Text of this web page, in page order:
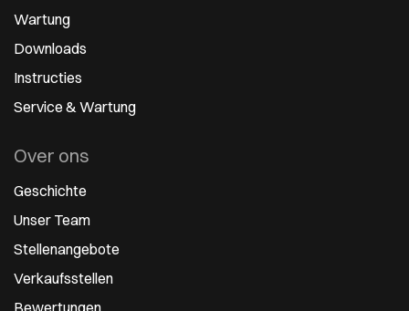
Wartung
Downloads
Instructies
Service & Wartung
Over ons
Geschichte
Unser Team
Stellenangebote
Verkaufsstellen
Bewertungen